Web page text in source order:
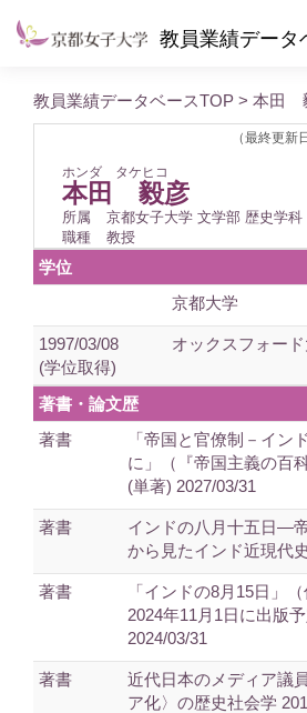
教員業績データ
教員業績データベースTOP > 本田
（最終更新
ホンダ タケヒコ
本田 毅彦
所属
京都女子大学 文学部 歴史学科
職種
教授
学位
京都大学
1997/03/08
(学位取得)
オックスフォー
著書・論文歴
著書
「帝国と官僚制－イン
に」（『帝国主義の百
(単著) 2027/03/31
著書
インドの八月十五日―
から見たインド近現代
著書
「インドの8月15日」
2024年11月1日に出版
2024/03/31
著書
近代日本のメディア議
ア化〉の歴史社会学